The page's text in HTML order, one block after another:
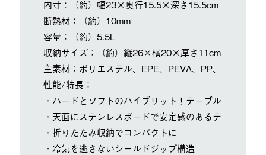
内寸：（約）幅23×奥行15.5×深さ15.5cm
断熱材：（約）10mm
容量：（約）5.5L
収納サイズ：（約）縦26×横20×厚さ11cm
主素材：ポリエステル、EPE、PEVA、PP、ステンレス
性能/特長：
・ハードとソフトのハイブリット！テーブルにもなる
・天面にステンレスボードで安定感のあるテーブルに
・折りたたみ収納でコンパクトに
・冷気を逃さないシールドジップ構造